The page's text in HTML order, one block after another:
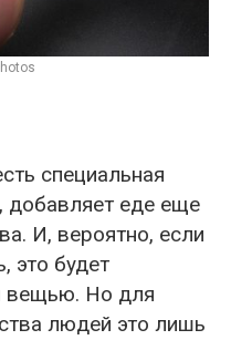
специальная
добавляет еде еще
И, вероятно, если
это будет
вещью. Но для
людей это лишь